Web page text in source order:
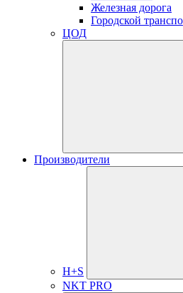
Железная дорога
Городской
ЦОД
Производители
H+S
NKT PRO